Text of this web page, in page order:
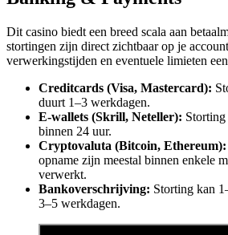
Dit casino biedt een breed scala aan
stortingen zijn direct zichtbaar op je
verwerkingstijden en eventuele limieten
Creditcards (Visa, Mastercard):
duurt 1–3 werkdagen.
E-wallets (Skrill, Neteller):
binnen 24 uur.
Cryptovaluta (Bitcoin, Ethereum):
opname zijn meestal binnen enkele
verwerkt.
Bankoverschrijving: Storting kan
3–5 werkdagen.